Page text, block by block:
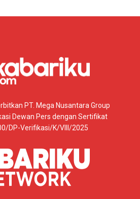
PT. Mega Nusantara Group
Dewan Pers dengan Sertifikat
DP-Verifikasi/K/VIII/2025